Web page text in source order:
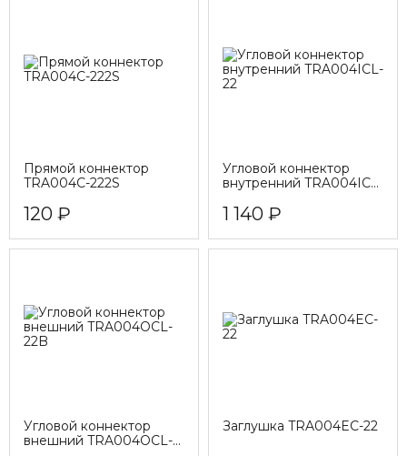
Прямой коннектор
TRA004C-222S
120 ₽
Угловой коннектор
внутренний TRA004ICL-
1 140 ₽
Угловой коннектор
внешний TRA004OCL-
Заглушка TRA004EC-22